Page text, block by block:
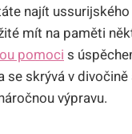
najít
mít na paměti
pomoci s
se skrývá v
výpravu.